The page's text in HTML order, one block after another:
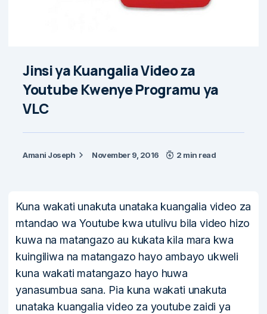
Jinsi ya Kuangalia Video za
Youtube Kwenye Programu ya
VLC
Amani Joseph November 9, 2016 2 min read
Kuna wakati unakuta unataka kuangalia video za
mtandao wa Youtube kwa utulivu bila video hizo
kuwa na matangazo au kukata kila mara kwa
kuingiliwa na matangazo hayo ambayo ukweli
kuna wakati matangazo hayo huwa
yanasumbua sana. Pia kuna wakati unakuta
unataka kuangalia video za youtube zaidi ya